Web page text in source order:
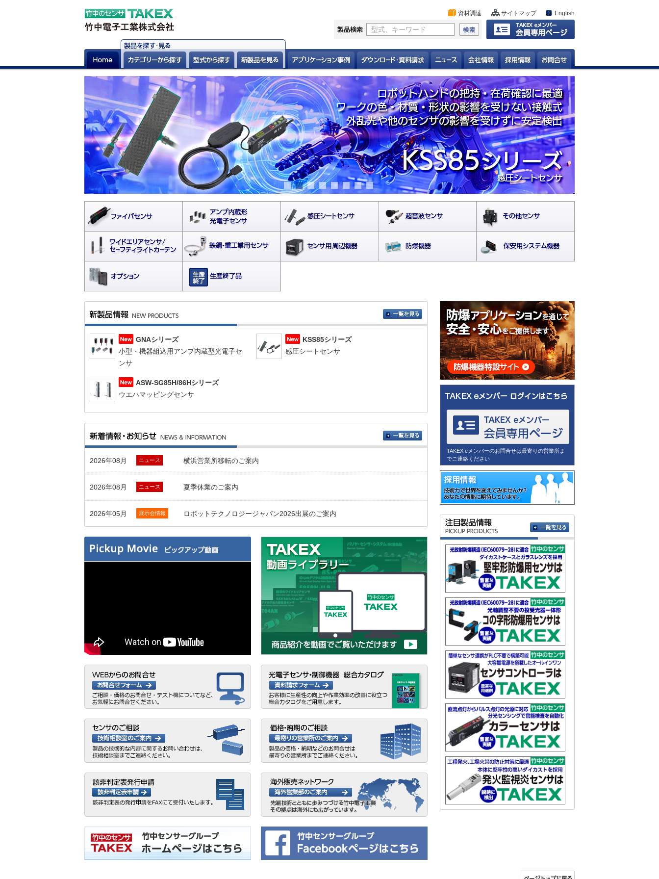
資材調達 サイトマップ English
GNAシリーズ
小型・機器組込用アンプ内蔵型光電子セ
ンサ
KSS85シリーズ
感圧シートセンサ
ASW-SG85H/86Hシリーズ
ウエハマッピングセンサ
2026年08月 ニュース 横浜営業所移転のご案内
2026年08月 ニュース 夏季休業のご案内
2026年05月 展示会情報 ロボットテクノロジージャパン2026出展のご案内
2026TAKEXフェアのご案内
令和8年度 竹中センサーグループ総合見本市は終了いたしました
SEMICON Japan 2025は終了いたしました
2025年11月 展示会情報 2025国際ロボット展は終了いたしました
2025年08月 ニュース 夏季休業のご案内
2025年06月 ニュース 東京営業所移転及び立川営業所統合のご案内
2025年04月 ニュース ゴールデンウィーク休業のご案内
2024年12月 展示会情報 令和7年度 竹中センサーグループ総合見本市は終了いたしました
2024年12月 ニュース 冬季休業のご案内
2024年11月 展示会情報 SEMICON Japan 2024は終了いたしました
夏季休業及び技術相談室休業のお知らせ
2024年06月 展示会情報 ロボットテクノロジージャパン2024は終了いたしました
TAKEX eメンバーのお問合せは最寄りの営業所ま
でご連絡ください